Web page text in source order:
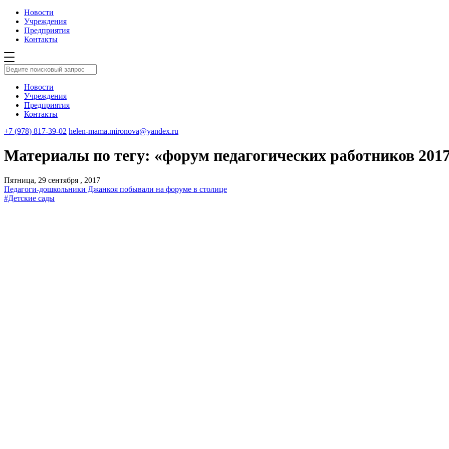
Новости
Учреждения
Предприятия
Контакты
Новости
Учреждения
Предприятия
Контакты
+7 (978) 817-39-02 helen-mama.mironova@yandex.ru
Материалы по тегу: «форум педагогических работников
Пятница, 29 сентября , 2017
Педагоги-дошкольники Джанкоя побывали на форуме в столице
#Детские сады